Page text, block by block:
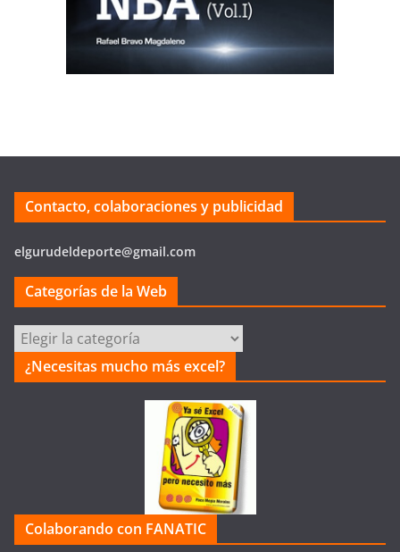
Contacto, colaboraciones y publicidad
elgurudeldeporte@gmail.com
Categorías de la Web
Categorías
de
la
¿Necesitas mucho más excel?
Colaborando con FANATIC